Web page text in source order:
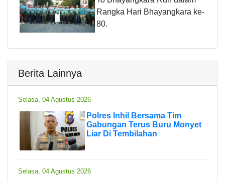
Rangka Hari Bhayangkara ke-
80.
Berita Lainnya
Selasa, 04 Agustus 2026
Polres Inhil Bersama Tim
Gabungan Terus Buru Monyet
Liar Di Tembilahan
Selasa, 04 Agustus 2026